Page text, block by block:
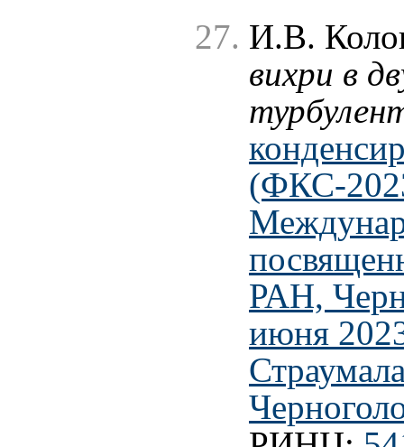
И.В.
вихри в
(ФКС-
РАН,
июня